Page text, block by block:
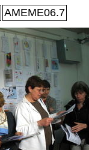
AMEME06.7